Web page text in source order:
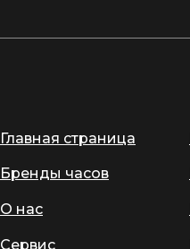
Главная страница
Бренды часов
О нас
Сервис